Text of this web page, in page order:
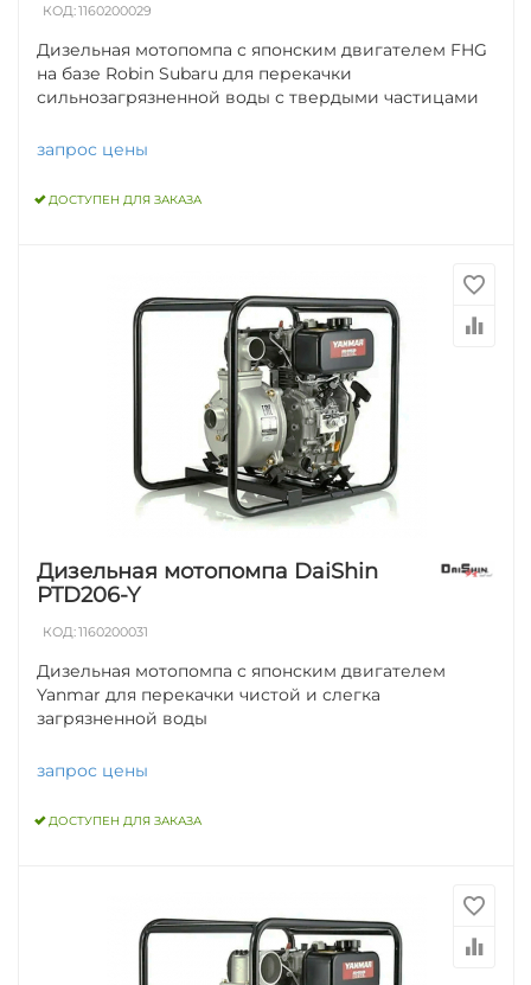
КОД:1160200029
Дизельная мотопомпа с японским двигателем FHG
на базе Robin Subaru для перекачки
сильнозагрязненной воды с твердыми частицами
запрос цены
ДОСТУПЕН ДЛЯ ЗАКАЗА
Дизельная мотопомпа DaiShin
PTD206-Y
КОД:1160200031
Дизельная мотопомпа с японским двигателем
Yanmar для перекачки чистой и слегка
загрязненной воды
запрос цены
ДОСТУПЕН ДЛЯ ЗАКАЗА